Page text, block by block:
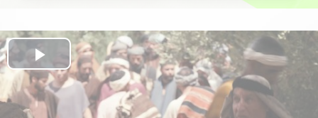
Play
Video